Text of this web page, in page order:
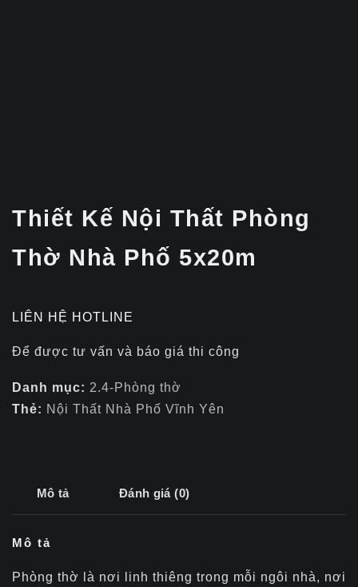
Thiết Kế Nội Thất Phòng
Thờ Nhà Phố 5x20m
LIÊN HỆ HOTLINE
Để được tư vấn và báo giá thi công
Danh mục: 2.4-Phòng thờ
Thẻ: Nội Thất Nhà Phố Vĩnh Yên
Mô tả Đánh giá (0)
Mô tả
Phòng thờ là nơi linh thiêng trong mỗi ngôi nhà, nơi